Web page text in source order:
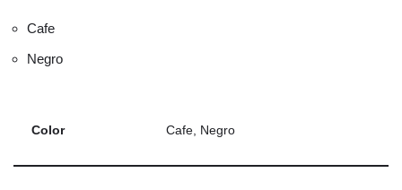
Cafe
Negro
Color Cafe, Negro